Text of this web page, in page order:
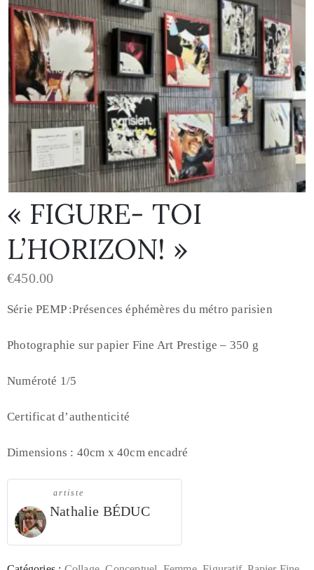
« FIGURE- TOI
L’HORIZON! »
€450.00
Série PEMP :Présences éphémères du métro parisien
Photographie sur papier Fine Art Prestige – 350 g
Numéroté 1/5
Certificat d’authenticité
Dimensions : 40cm x 40cm encadré
artiste
Nathalie BÉDUC